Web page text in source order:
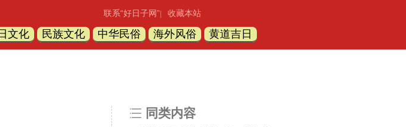
联系“好日子网” 收藏本站
文化 民族文化 中华民俗 海外风俗 黄道吉日
同类内容